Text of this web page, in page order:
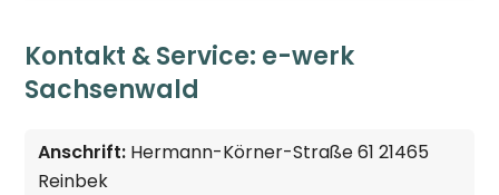
Kontakt & Service: e-werk
Sachsenwald
Anschrift: Hermann-Körner-Straße 61 21465
Reinbek